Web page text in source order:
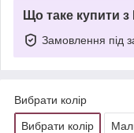
Що таке купити
Замовлення під
Вибрати колір
Вибрати колір